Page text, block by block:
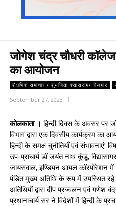
जोगेश चंद्र चौधरी कॉलेज
का आयोजन
शैक्षणिक समाचार / शुभजिता क्सासरूम/ रोजगार
September 27, 2023
कोलकाता । हिन्दी दिवस के अवसर पर
विभाग द्वारा एक दिवसीय कार्यक्रम का
हिन्दी के समक्ष चुनौतियाँ एवं
उप-प्राचार्य डॉ जयंत नाथ कुंडू,
जायसवाल, इण्डियन आयल कॉरपोरेशन में
पंडित मुख्य अतिथि के रूप में उपस्थित
अतिथियों द्वारा दीप प्रज्वलन एवं
प्रधानाचार्य सर ने विदेशों में हिन्दी के